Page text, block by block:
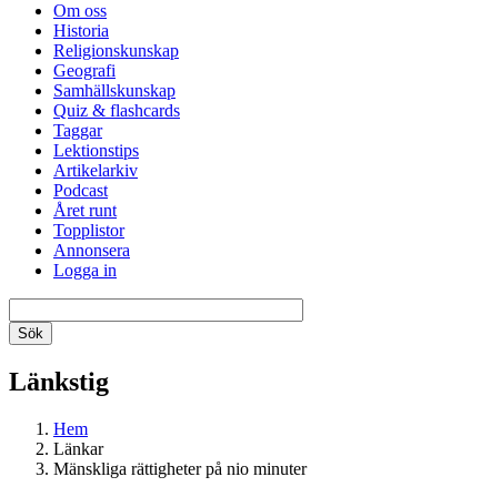
Om oss
Historia
Religionskunskap
Geografi
Samhällskunskap
Quiz & flashcards
Taggar
Lektionstips
Artikelarkiv
Podcast
Året runt
Topplistor
Annonsera
Logga in
Länkstig
Hem
Länkar
Mänskliga rättigheter på nio minuter